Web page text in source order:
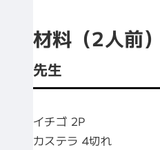
材料（2人前）
先生
イチゴ 2P
カステラ 4切れ